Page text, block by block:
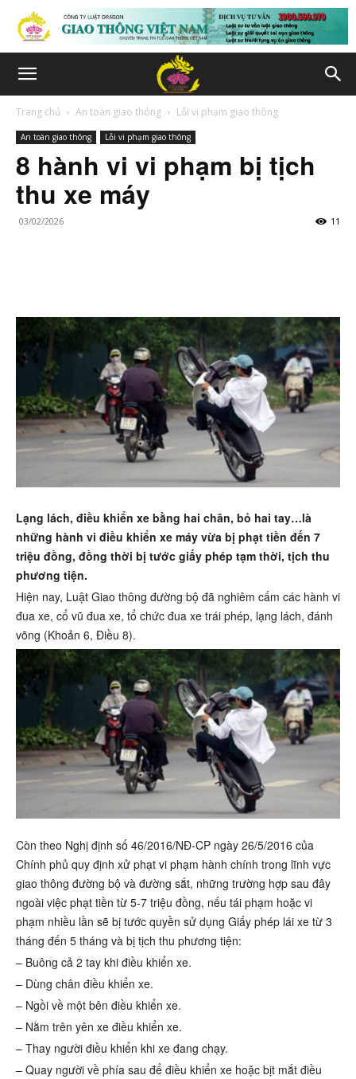
Trang chủ An toàn giao thông Lỗi vi phạm giao thông
An toàn giao thông Lỗi vi phạm giao thông
8 hành vi vi phạm bị tịch
thu xe máy
03/02/2026 11
Lạng lách, điều khiển xe bằng hai chân, bỏ hai tay…là
những hành vi điều khiển xe máy vừa bị phạt tiền đến 7
triệu đồng, đồng thời bị tước giấy phép tạm thời, tịch thu
phương tiện.
Hiện nay, Luật Giao thông đường bộ đã nghiêm cấm các hành vi
đua xe, cổ vũ đua xe, tổ chức đua xe trái phép, lạng lách, đánh
võng (Khoản 6, Điều 8).
Còn theo Nghị định số 46/2016/NĐ-CP ngày 26/5/2016 của
Chính phủ quy định xử phạt vi phạm hành chính trong lĩnh vực
giao thông đường bộ và đường sắt, những trường hợp sau đây
ngoài việc phạt tiền từ 5-7 triệu đồng, nếu tái phạm hoặc vi
phạm nhiều lần sẽ bị tước quyền sử dụng Giấy phép lái xe từ 3
tháng đến 5 tháng và bị tịch thu phương tiện:
– Buông cả 2 tay khi điều khiển xe.
– Dùng chân điều khiển xe.
– Ngồi về một bên điều khiển xe.
– Nằm trên yên xe điều khiển xe.
– Thay người điều khiển khi xe đang chạy.
– Quay người về phía sau để điều khiển xe hoặc bịt mắt điều